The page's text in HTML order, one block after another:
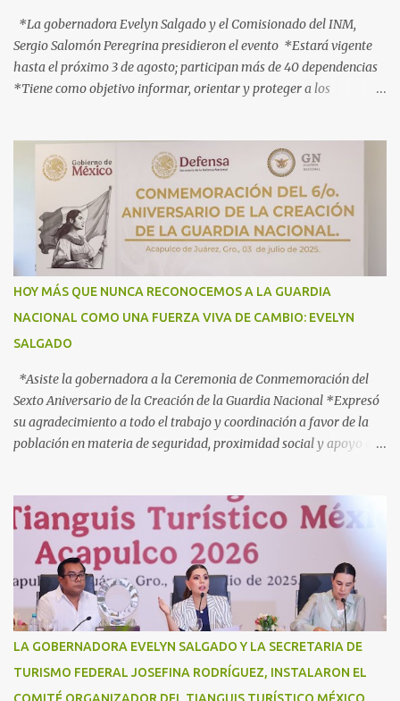
*La gobernadora Evelyn Salgado y el Comisionado del INM,
Sergio Salomón Peregrina presidieron el evento *Estará vigente
hasta el próximo 3 de agosto; participan más de 40 dependencias
*Tiene como objetivo informar, orientar y proteger a los
gobernadora Acapulco, Gro., 3 de julio de 2025.- Con el objetivo de
informar, orientar y proteger durante su ingreso, estancia y
tránsito por el territorio nacional a los migrantes que retornan a
México durante esta temporada de verano, la gobernadora Evelyn
Salgado Pineda y el comisionado del Instituto Nacional de
Migración (INM), Sergio Salomón Céspedes Peregrina, dieron el
banderazo de Arranque Nacional del Operativo Especial de Verano
2025 Héroes Paisanos, que estará vigente hasta el próximo 3 de
agosto y en el que participan más de 40 dependencias de los
diferentes órdenes de gobierno, para brindar atención ...
HOY MÁS QUE NUNCA RECONOCEMOS A LA GUARDIA
NACIONAL COMO UNA FUERZA VIVA DE CAMBIO: EVELYN
SALGADO
*Asiste la gobernadora a la Ceremonia de Conmemoración del
Sexto Aniversario de la Creación de la Guardia Nacional *Expresó
su agradecimiento a todo el trabajo y coordinación a favor de la
población en materia de seguridad, proximidad social y apoyo en
como una fuerza viva de cambio, como una realidad con uniforme,
con botas, con manos, pero sobre todo, con mucho corazón en el
territorio. Son ustedes la transformación, que no queda en
promesas, la que se juega el cuerpo por hacer Patria”, expresó la
gobernadora Evelyn Salgado Pineda, durante la Ceremonia de
Conmemoración del Sexto Aniversario de la Creación de la Guardia
Nacional, en donde también agradeció todo el trabajo y
proximidad social y apoyo en casos de desastres. “Hoy
LA GOBERNADORA EVELYN SALGADO Y LA SECRETARIA DE
TURISMO FEDERAL JOSEFINA RODRÍGUEZ, INSTALARON EL